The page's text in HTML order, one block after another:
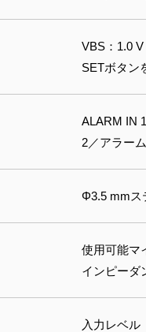
VBS：1.0
SETボタン
ALARM IN
2／アラー
Φ3.5 mmス
使用可能マ
インピー
入力レベル